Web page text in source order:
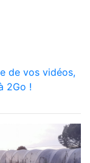
de vos vidéos,
2Go !